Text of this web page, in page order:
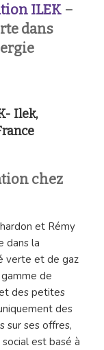
ILEK –
dans
Ilek,
chez
et Rémy
dans la
verte et de gaz
de
des petites
des
sur ses offres,
social est basé à